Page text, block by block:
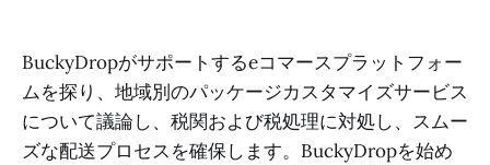
BuckyDropがサポートするeコマースプラットフォー
ムを探り、地域別のパッケージカスタマイズサービス
について議論し、税関および税処理に対処し、スムー
ズな配送プロセスを確保します。BuckyDropを始め